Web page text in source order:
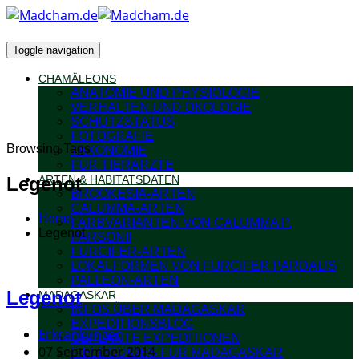
Toggle navigation
CHAMÄLEONS
ANATOMIE UND PHYSIOLOGIE
VERHALTEN UND ÖKOLOGIE
SCHUTZSTATUS
FOTOGRAFIE
TAXONOMIE
FÜR TIERÄRZTE
ARTEN & HABITATSDATEN
BROOKESIA-ARTEN
CALUMMA-ARTEN
FARBVARIANTEN VON CALUMMA P.
PARSONII
FURCIFER-ARTEN
LOKALFORMEN VON FURCIFER PARDALIS
PALLEON-ARTEN
MADAGASKAR
INFOS ÜBER MADAGASKAR
EXPEDITIONSBLOG
GEPLANTE EXPEDITIONEN
FIELDGUIDES FÜR MADAGASKAR
Browsing Tags
Legenot
Home
Legenot
Legenot
Erkrankungen
07 September 2014